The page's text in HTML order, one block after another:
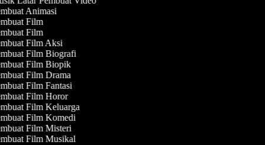
Animasi
Film
Film
Film Aksi
Film Biografi
Film Biopik
Film Drama
Film Fantasi
Film Horor
Film Keluarga
Film Komedi
Film Misteri
Film Musikal